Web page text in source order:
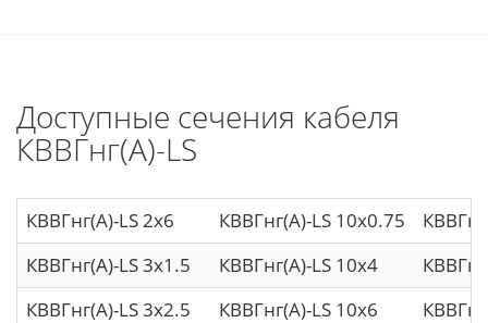
Доступные сечения кабеля
КВВГнг(А)-LS
КВВГнг(А)-LS 2х6 КВВГнг(А)-LS 10х0.75
КВВГнг(А)-LS 3х1.5
КВВГнг(А)-LS 10х4
КВВГнг(А)-LS 3х2.5
КВВГнг(А)-LS 10х6